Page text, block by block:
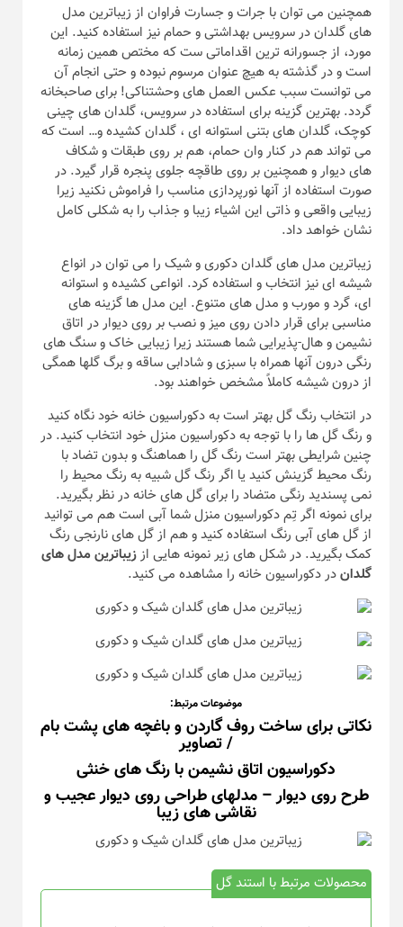
همچنین می توان با جرات و جسارت فراوان از زیباترین مدل
های گلدان در سرویس بهداشتی و حمام نیز استفاده کنید. این
مورد، از جسورانه ترین اقداماتی ست که مختص همین زمانه
است و در گذشته به هیچ عنوان مرسوم نبوده و حتی انجام آن
می توانست سبب عکس العمل های وحشتناکی! برای صاحبخانه
گردد. بهترین گزینه برای استفاده در سرویس، گلدان های چینی
کوچک، گلدان های بتنی استوانه ای ، گلدان کشیده و… است که
می تواند هم در کنار وان حمام، هم بر روی طبقات و شکاف
های دیوار و همچنین بر روی طاقچه جلوی پنجره قرار گیرد. در
صورت استفاده از آنها نورپردازی مناسب را فراموش نکنید زیرا
زیبایی واقعی و ذاتی این اشیاء زیبا و جذاب را به شکلی کامل
نشان خواهد داد.
زیباترین مدل های گلدان دکوری و شیک را می توان در انواع
شیشه ای نیز انتخاب و استفاده کرد. انواعی کشیده و استوانه
ای، گرد و مورب و مدل های متنوع. این مدل ها گزینه های
مناسبی برای قرار دادن روی میز و نصب بر روی دیوار در اتاق
نشیمن و هال-پذیرایی شما هستند زیرا زیبایی خاک و سنگ های
رنگی درون آنها همراه با سبزی و شادابی ساقه و برگ گلها همگی
از درون شیشه کاملاً مشخص خواهند بود.
در انتخاب رنگ گل بهتر است به دکوراسیون خانه خود نگاه کنید
و رنگ گل ها را با توجه به دکوراسیون منزل خود انتخاب کنید. در
چنین شرایطی بهتر است رنگ گل را هماهنگ و بدون تضاد با
رنگ محیط گزینش کنید یا اگر رنگ گل شبیه به رنگ محیط را
نمی پسندید رنگی متضاد را برای گل های خانه در نظر بگیرید.
برای نمونه اگر تِم دکوراسیون منزل شما آبی است هم می توانید
از گل های آبی رنگ استفاده کنید و هم از گل های نارنجی رنگ
کمک بگیرید. در شکل های زیر نمونه هایی اززیباترین مدل های
گلداندر دکوراسیون خانه را مشاهده می کنید.
موضوعات مرتبط:
نکاتی برای ساخت روف گاردن و باغچه های پشت بام
/ تصاویر
دکوراسیون اتاق نشیمن با رنگ های خنثی
طرح روی دیوار – مدلهای طراحی روی دیوار عجیب و
نقاشی های زیبا
محصولات مرتبط با استند گل